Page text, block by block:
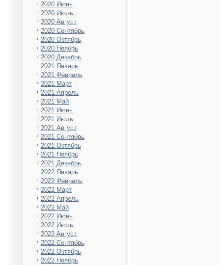
2020 Июнь
2020 Июль
2020 Август
2020 Сентябрь
2020 Октябрь
2020 Ноябрь
2020 Декабрь
2021 Январь
2021 Февраль
2021 Март
2021 Апрель
2021 Май
2021 Июнь
2021 Июль
2021 Август
2021 Сентябрь
2021 Октябрь
2021 Ноябрь
2021 Декабрь
2022 Январь
2022 Февраль
2022 Март
2022 Апрель
2022 Май
2022 Июнь
2022 Июль
2022 Август
2022 Сентябрь
2022 Октябрь
2022 Ноябрь